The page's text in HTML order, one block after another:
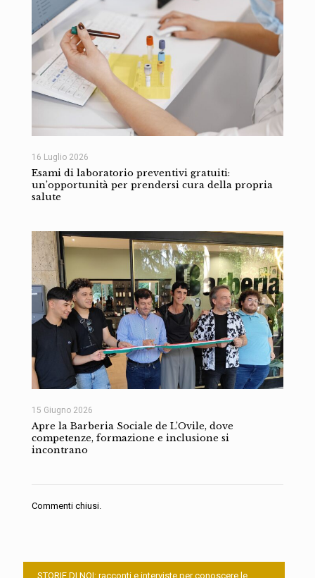
16 Luglio 2026
Esami di laboratorio preventivi gratuiti:
un’opportunità per prendersi cura della propria
salute
15 Giugno 2026
Apre la Barberia Sociale de L’Ovile, dove
competenze, formazione e inclusione si
incontrano
Commenti chiusi.
STORIE DI NOI: racconti e interviste per conoscere le